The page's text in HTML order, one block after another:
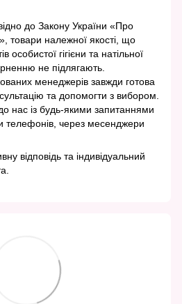
до Закону України «Про
товари належної якості, що
особистої гігієни та натільної
не підлягають.
менеджерів завжди готова
та допомогти з вибором.
нас із будь-якими запитаннями
телефонів, через месенджери
відповідь та індивідуальний